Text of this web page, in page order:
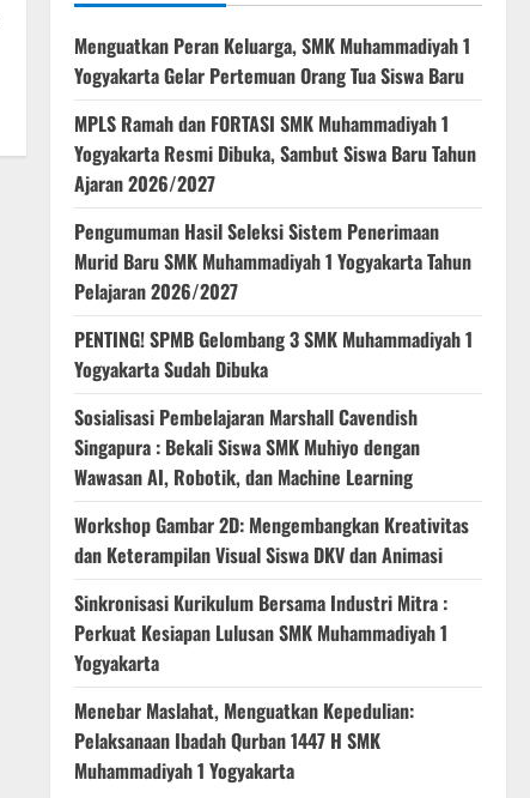
Menguatkan Peran Keluarga, SMK Muhammadiyah 1
Yogyakarta Gelar Pertemuan Orang Tua Siswa Baru
MPLS Ramah dan FORTASI SMK Muhammadiyah 1
Yogyakarta Resmi Dibuka, Sambut Siswa Baru Tahun
Ajaran 2026/2027
Pengumuman Hasil Seleksi Sistem Penerimaan
Murid Baru SMK Muhammadiyah 1 Yogyakarta Tahun
Pelajaran 2026/2027
PENTING! SPMB Gelombang 3 SMK Muhammadiyah 1
Yogyakarta Sudah Dibuka
Sosialisasi Pembelajaran Marshall Cavendish
Singapura : Bekali Siswa SMK Muhiyo dengan
Wawasan AI, Robotik, dan Machine Learning
Workshop Gambar 2D: Mengembangkan Kreativitas
dan Keterampilan Visual Siswa DKV dan Animasi
Sinkronisasi Kurikulum Bersama Industri Mitra :
Perkuat Kesiapan Lulusan SMK Muhammadiyah 1
Yogyakarta
Menebar Maslahat, Menguatkan Kepedulian:
Pelaksanaan Ibadah Qurban 1447 H SMK
Muhammadiyah 1 Yogyakarta